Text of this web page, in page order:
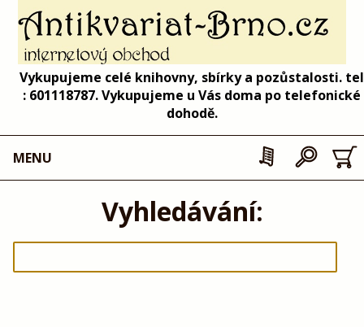
Vykupujeme celé knihovny, sbírky a pozůstalosti. tel
: 601118787. Vykupujeme u Vás doma po telefonické
dohodě.
MENU
Vyhledávání: